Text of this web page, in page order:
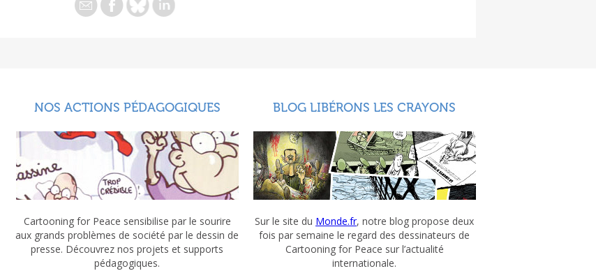
NOS ACTIONS PÉDAGOGIQUES
Cartooning for Peace sensibilise par le sourire
aux grands problèmes de société par le dessin de
presse. Découvrez nos projets et supports
pédagogiques.
BLOG LIBÉRONS LES CRAYONS
Sur le site du Monde.fr, notre blog propose deux
fois par semaine le regard des dessinateurs de
Cartooning for Peace sur l’actualité
internationale.